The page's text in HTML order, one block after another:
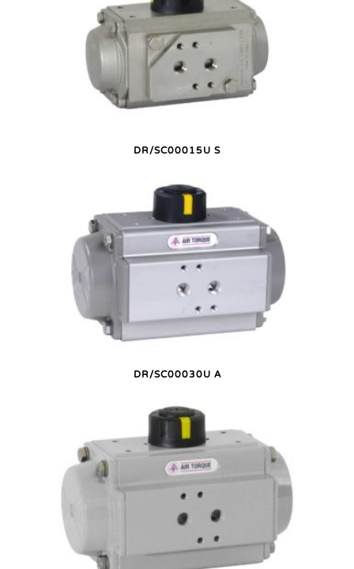
DR/SC00015U S
DR/SC00030U A